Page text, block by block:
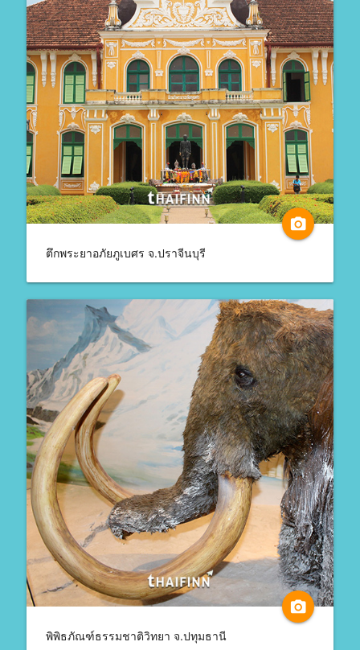
camera_alt
ตึกพระยาอภัยภูเบศร จ.ปราจีนบุรี
camera_alt
พิพิธภัณฑ์ธรรมชาติวิทยา จ.ปทุมธานี